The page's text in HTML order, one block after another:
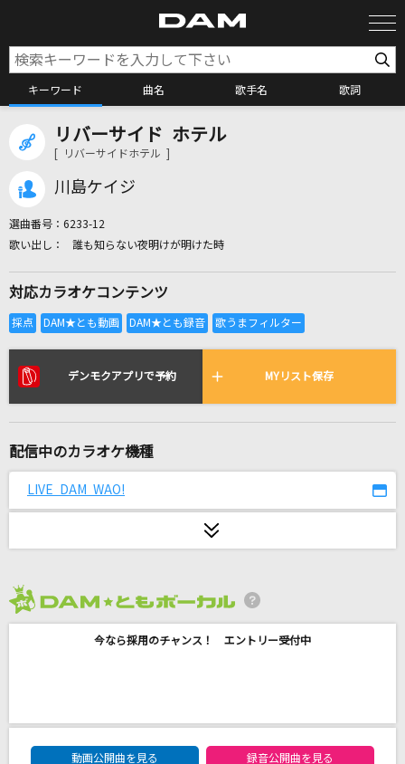
キーワード 曲名 歌手名 歌詞
カラオケ検索
全国りれき
リアルタイムで歌われている曲の一覧
歩道橋
ルル
[生音]ベテルギウス
リバーサイド ホテル
[ リバーサイドホテル ]
川島ケイジ
選曲番号： 6233-12
誰も知らない夜明けが明けた時
対応カラオケコンテンツ
デンモクアプリで予約 MYリスト保存
配信中のカラオケ機種
LIVE DAM WAO!
今なら採用のチャンス！ エントリー受付中
DAM★ともボーカルエントリーランキング
動画公開曲を見る
録音公開曲を見る